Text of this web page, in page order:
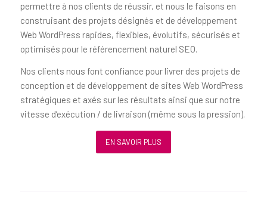
permettre à nos clients de réussir, et nous le faisons en
construisant des projets désignés et de développement
Web WordPress rapides, flexibles, évolutifs, sécurisés et
optimisés pour le référencement naturel SEO.
Nos clients nous font confiance pour livrer des projets de
conception et de développement de sites Web WordPress
stratégiques et axés sur les résultats ainsi que sur notre
vitesse d’exécution / de livraison (même sous la pression).
EN SAVOIR PLUS